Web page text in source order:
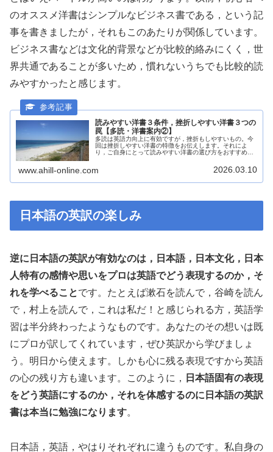
のオススメ洋書はシンプルなビジネス書である，という記
事を書きましたが，それもこのあたりが関係しています。
ビジネス書などは文化的背景などが比較的絡みにくく，世
界共通であることが多いため，慣れないうちでも比較的読
みやすかったと感じます。
読みやすい洋書３条件，挫折しやすい洋書３つの
罠【多読・洋書案内②】
多読は英語力向上に有効ですが，挫折もしやすいもの。今
回は挫折しやすい洋書の特徴をお伝えします。それによ
り，ご自身にとって読みやすい洋書の選び方をおすすめし
www.ahill-online.com 2026.03.10
日本語の英訳の楽しみ
逆に日本語の英訳が有効なのは，日本語，日本文化，日本
人特有の感情や思いをプロは英語でどう表現するのか，そ
れを学べることです。たとえば漱石を読んで，谷崎を読ん
で，村上を読んで，これは私だ！と感じられる方，英語学
習は半分終わったようなものです。あなたのその想いは既
にプロが訳してくれています，ぜひ英訳から学びましょ
う。明日から使えます。しかも心に残る表現ですから英語
の心の残り方も違います。このように，
日本語固有の表現
をどう英語にするのか，それを体感するのに日本語の英訳
書は本当に勉強になります。
日本語，英語，やはりそれぞれに違うものです。私自身の